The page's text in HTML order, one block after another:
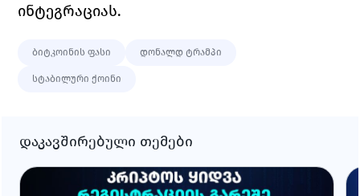
ინტეგრაციას.
ბიტკოინის ფასი დონალდ ტრამპი
სტაბილური ქოინი
დაკავშირებული თემები